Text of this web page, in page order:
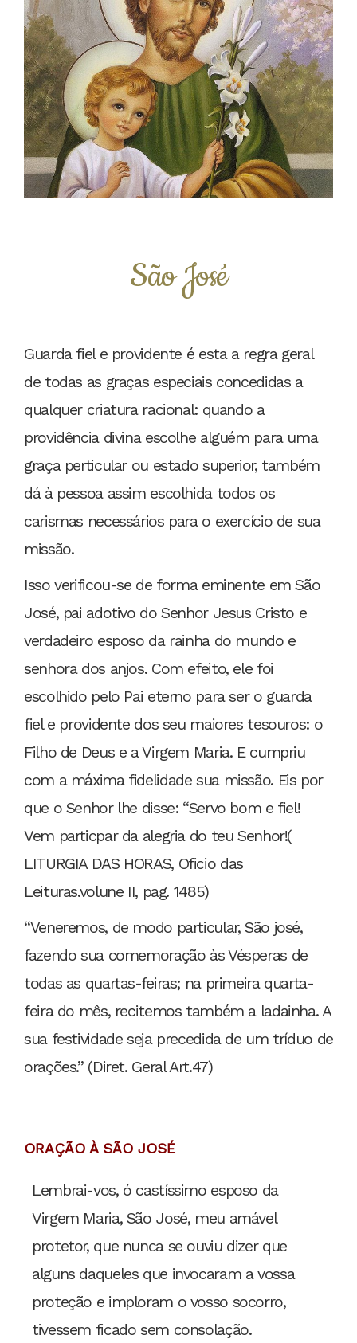
São José
Guarda fiel e providente é esta a regra geral
de todas as graças especiais concedidas a
qualquer criatura racional: quando a
providência divina escolhe alguém para uma
graça perticular ou estado superior, também
dá à pessoa assim escolhida todos os
carismas necessários para o exercício de sua
missão.
Isso verificou-se de forma eminente em São
José, pai adotivo do Senhor Jesus Cristo e
verdadeiro esposo da rainha do mundo e
senhora dos anjos. Com efeito, ele foi
escolhido pelo Pai eterno para ser o guarda
fiel e providente dos seu maiores tesouros: o
Filho de Deus e a Virgem Maria. E cumpriu
com a máxima fidelidade sua missão. Eis por
que o Senhor lhe disse: “Servo bom e fiel!
Vem particpar da alegria do teu Senhor!(
LITURGIA DAS HORAS, Oficio das
Leituras.volune II, pag. 1485)
“Veneremos, de modo particular, São josé,
fazendo sua comemoração às Vésperas de
todas as quartas-feiras; na primeira quarta-
feira do mês, recitemos também a ladainha. A
sua festividade seja precedida de um tríduo de
orações.” (Diret. Geral Art.47)
ORAÇÃO À SÃO JOSÉ
Lembrai-vos, ó castíssimo esposo da
Virgem Maria, São José, meu amável
protetor, que nunca se ouviu dizer que
alguns daqueles que invocaram a vossa
proteção e imploram o vosso socorro,
tivessem ficado sem consolação.